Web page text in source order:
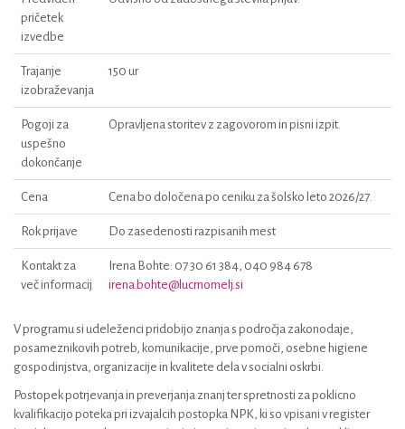
pričetek
izvedbe
Trajanje
izobraževanja
150 ur
Pogoji za
uspešno
dokončanje
Opravljena storitev z zagovorom in pisni izpit.
Cena Cena bo določena po ceniku za šolsko leto 2026/27.
Rok prijave Do zasedenosti razpisanih mest
Kontakt za
več informacij
Irena Bohte: 07 30 61 384, 040 984 678
irena.bohte@lucrnomelj.si
V programu si udeleženci pridobijo znanja s področja zakonodaje,
posameznikovih potreb, komunikacije, prve pomoči, osebne higiene
gospodinjstva, organizacije in kvalitete dela v socialni oskrbi.
Postopek potrjevanja in preverjanja znanj ter spretnosti za poklicno
kvalifikacijo poteka pri izvajalcih postopka NPK, ki so vpisani v register